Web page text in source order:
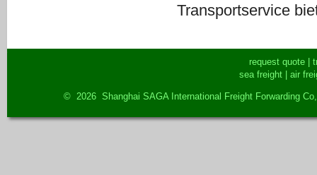
Transportservice
request quote
sea freight
air
© 2026 Shanghai SAGA International Freight Forwarding